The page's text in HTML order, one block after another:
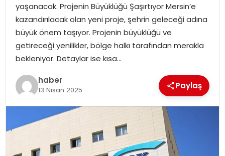
MAGAZIN
SAĞLIK
SOSYAL HABER
yaşanacak. Projenin Büyüklüğü Şaşırtıyor Mersin’e
kazandırılacak olan yeni proje, şehrin geleceği adına
büyük önem taşıyor. Projenin büyüklüğü ve
getireceği yenilikler, bölge halkı tarafından merakla
bekleniyor. Detaylar ise kısa…
haber
13 Nisan 2025 Paylaş